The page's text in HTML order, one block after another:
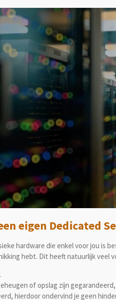
eigen Dedicated
hardware die enkel voor jou is
hebt. Dit heeft natuurlijk veel
of opslag zijn
hierdoor ondervind je geen